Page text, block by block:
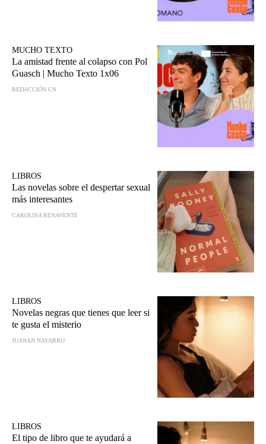
MUCHO TEXTO
La amistad frente al colapso con Pol
Guasch | Mucho Texto 1x06
REDACCIÓN CN
LIBROS
Las novelas sobre el despertar sexual
más interesantes
CAROLINA BENAVENTE
LIBROS
Novelas negras que tienes que leer si
te gusta el misterio
JUANAN NAVARRO
LIBROS
El tipo de libro que te ayudará a